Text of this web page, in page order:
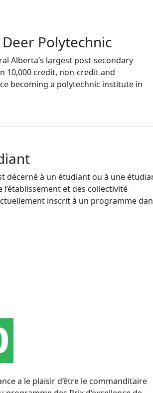
Polytechnic
Alberta’s largest post-secondary
10,000 credit, non-credit and
becoming a polytechnic institute in
décerné à un étudiant ou à une
et des collectivité
inscrit à un programme
a le plaisir d’être le commanditaire